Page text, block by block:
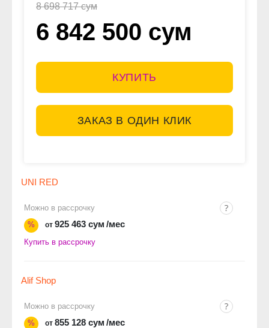
8 698 717 сум
6 842 500 сум
КУПИТЬ
ЗАКАЗ В ОДИН КЛИК
UNI RED
Можно в рассрочку
%
от 925 463 сум /мес
Купить в рассрочку
Alif Shop
Можно в рассрочку
%
от 855 128 сум /мес